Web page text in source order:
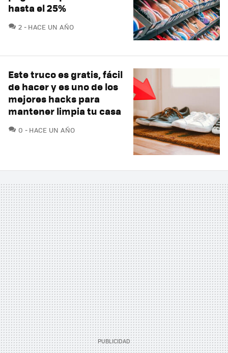
hasta el 25%
2 COMENTARIOS
HACE UN AÑO
Este truco es gratis, fácil
de hacer y es uno de los
mejores hacks para
mantener limpia tu casa
0 COMENTARIOS
HACE UN AÑO